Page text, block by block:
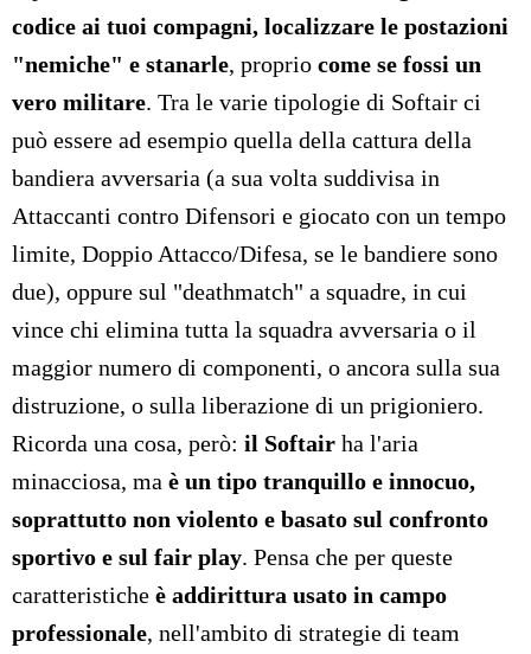
codice ai tuoi compagni, localizzare le postazioni
"nemiche" e stanarle, proprio come se fossi un
vero militare. Tra le varie tipologie di Softair ci
può essere ad esempio quella della cattura della
bandiera avversaria (a sua volta suddivisa in
Attaccanti contro Difensori e giocato con un tempo
limite, Doppio Attacco/Difesa, se le bandiere sono
due), oppure sul "deathmatch" a squadre, in cui
vince chi elimina tutta la squadra avversaria o il
maggior numero di componenti, o ancora sulla sua
distruzione, o sulla liberazione di un prigioniero.
Ricorda una cosa, però: il Softair ha l'aria
minacciosa, ma è un tipo tranquillo e innocuo,
soprattutto non violento e basato sul confronto
sportivo e sul fair play. Pensa che per queste
caratteristiche è addirittura usato in campo
professionale, nell'ambito di strategie di team